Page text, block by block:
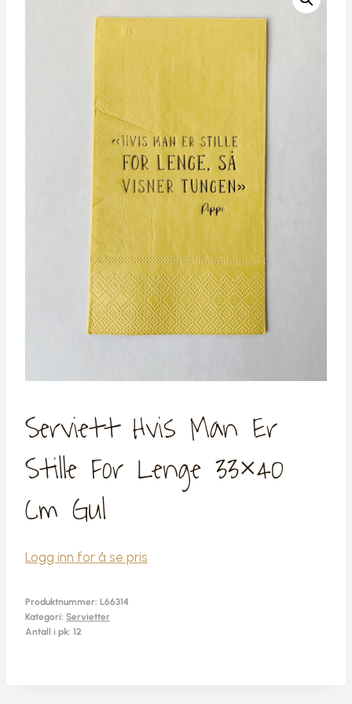
Serviett Hvis Man Er
Stille For Lenge 33×40
Cm Gul
Logg inn for å se pris
Produktnummer: L66314
Kategori: Servietter
Antall i pk: 12